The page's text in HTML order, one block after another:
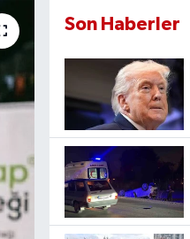
Son Haberler